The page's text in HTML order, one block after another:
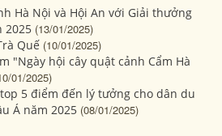
Hà Nội và Hội An với Giải thưởng
2025 (13/01/2025)
Quế (10/01/2025)
"Ngày hội cây quật cảnh Cẩm Hà
01/2025)
5 điểm đến lý tưởng cho dân du
Á năm 2025 (08/01/2025)